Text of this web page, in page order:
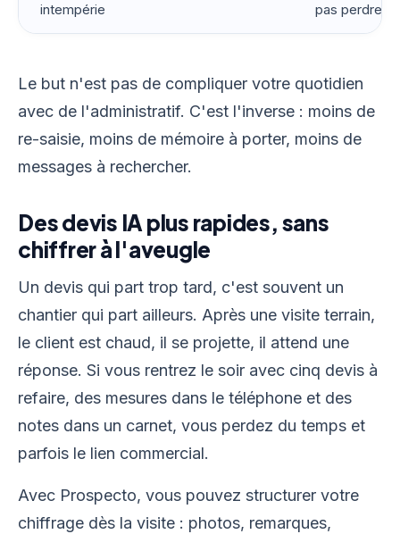
intempérie
pas perdre
Le but n'est pas de compliquer votre quotidien
avec de l'administratif. C'est l'inverse : moins de
re-saisie, moins de mémoire à porter, moins de
messages à rechercher.
Des devis IA plus rapides, sans
chiffrer à l'aveugle
Un devis qui part trop tard, c'est souvent un
chantier qui part ailleurs. Après une visite terrain,
le client est chaud, il se projette, il attend une
réponse. Si vous rentrez le soir avec cinq devis à
refaire, des mesures dans le téléphone et des
notes dans un carnet, vous perdez du temps et
parfois le lien commercial.
Avec Prospecto, vous pouvez structurer votre
chiffrage dès la visite : photos, remarques,